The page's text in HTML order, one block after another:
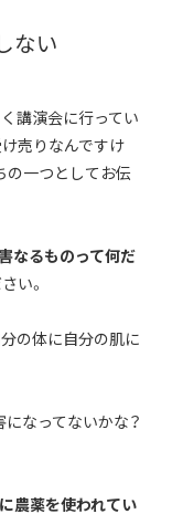
ない
講演会に行ってい
売りなんですけ
の一つとしてお伝
なるものって何だ
い。
の体に自分の肌に
なってないかな？
農薬を使われてい